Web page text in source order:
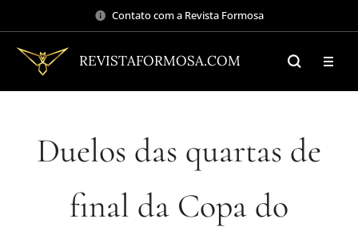
Contato com a Revista Formosa
REVISTAFORMOSA.COM
Duelos das quartas de
final da Copa do